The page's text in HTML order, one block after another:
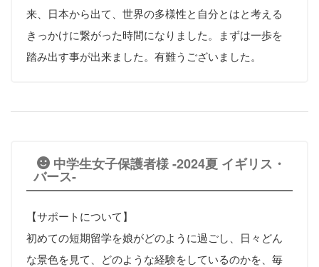
来、日本から出て、世界の多様性と自分とはと考える
きっかけに繋がった時間になりました。まずは一歩を
踏み出す事が出来ました。有難うございました。
中学生女子保護者様 -2024夏 イギリス・
バース-
【サポートについて】
初めての短期留学を娘がどのように過ごし、日々どん
な景色を見て、どのような経験をしているのかを、毎